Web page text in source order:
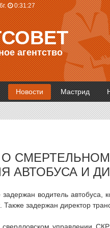
0:31:28
агентство
Новости Мастрид
АВТОБУСА И
задержан водитель
Также задержан директор